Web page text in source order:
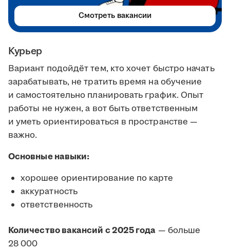
Курьер
Вариант подойдёт тем, кто хочет быстро начать
зарабатывать, не тратить время на обучение
и самостоятельно планировать график. Опыт
работы не нужен, а вот быть ответственным
и уметь ориентироваться в пространстве —
важно.
Основные навыки:
хорошее ориентирование по карте
аккуратность
ответственность
Количество вакансий с 2025 года — больше
28 000
Смотреть вакансии